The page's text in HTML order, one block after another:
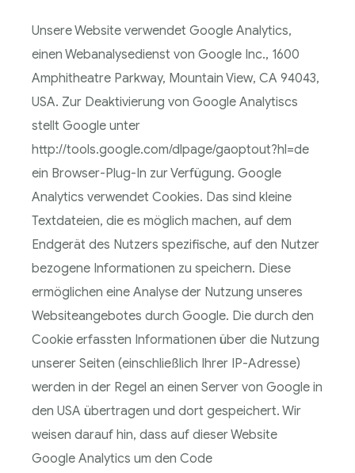
Unsere Website verwendet Google Analytics,
einen Webanalysedienst von Google Inc., 1600
Amphitheatre Parkway, Mountain View, CA 94043,
USA. Zur Deaktivierung von Google Analytiscs
stellt Google unter
http://tools.google.com/dlpage/gaoptout?hl=de
ein Browser-Plug-In zur Verfügung. Google
Analytics verwendet Cookies. Das sind kleine
Textdateien, die es möglich machen, auf dem
Endgerät des Nutzers spezifische, auf den Nutzer
bezogene Informationen zu speichern. Diese
ermöglichen eine Analyse der Nutzung unseres
Websiteangebotes durch Google. Die durch den
Cookie erfassten Informationen über die Nutzung
unserer Seiten (einschließlich Ihrer IP-Adresse)
werden in der Regel an einen Server von Google in
den USA übertragen und dort gespeichert. Wir
weisen darauf hin, dass auf dieser Website
Google Analytics um den Code